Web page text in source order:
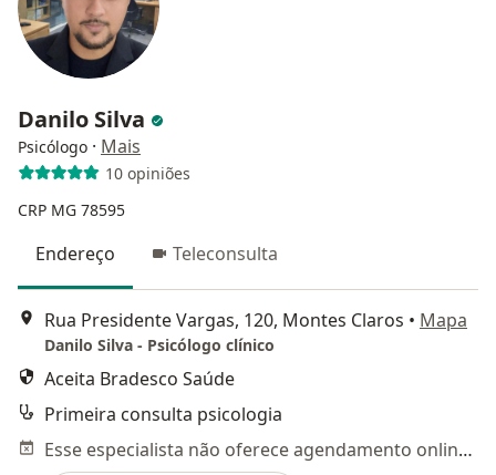
Danilo Silva
Psicólogo · Mais
10 opiniões
CRP MG 78595
Endereço Teleconsulta
Rua Presidente Vargas, 120, Montes Claros • Mapa
Danilo Silva - Psicólogo clínico
Aceita Bradesco Saúde
Primeira consulta psicologia
Esse especialista não oferece agendamento online para esse endereço.